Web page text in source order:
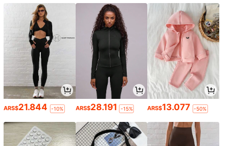
ARS$21.844 -10% ARS$28.191 -15% ARS$13.077 -50%